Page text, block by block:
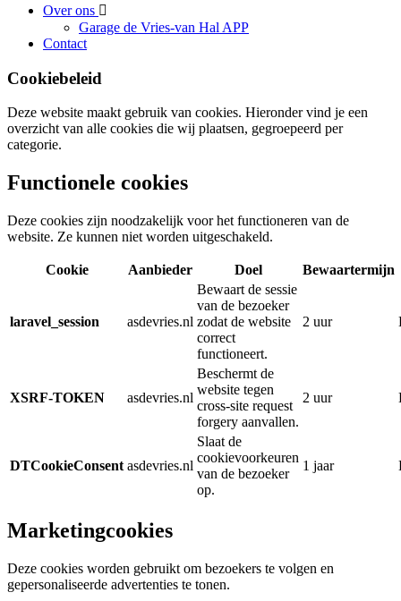
Over ons
Garage de Vries-van Hal APP
Contact
Cookiebeleid
Deze website maakt gebruik van cookies. Hieronder vind je een
overzicht van alle cookies die wij plaatsen, gegroepeerd per
categorie.
Functionele cookies
Deze cookies zijn noodzakelijk voor het functioneren van de
website. Ze kunnen niet worden uitgeschakeld.
Cookie Aanbieder Doel Bewaartermijn
laravel_session asdevries.nl
Bewaart de sessie
van de bezoeker
zodat de website
correct
functioneert.
2 uur
XSRF-TOKEN asdevries.nl
Beschermt de
website tegen
cross-site request
forgery aanvallen.
2 uur
DTCookieConsent asdevries.nl
Slaat de
cookievoorkeuren
van de bezoeker
op.
1 jaar
Marketingcookies
Deze cookies worden gebruikt om bezoekers te volgen en
gepersonaliseerde advertenties te tonen.